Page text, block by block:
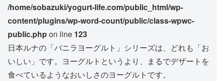
/home/sobazuki/yogurt-life.com/public_html/wp-
content/plugins/wp-word-count/public/class-wpwc-
public.phpon line 123
日本ルナの「バニラヨーグルト」シリーズは、どれも「お
いしい」です。ヨーグルトというより、まるでデザートを
食べているようなおいしさのヨーグルトです。